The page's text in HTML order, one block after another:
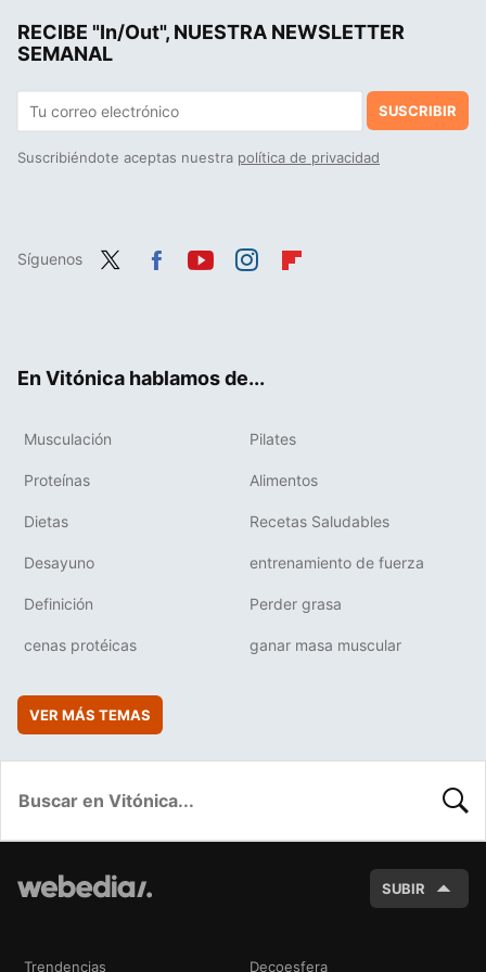
RECIBE "In/Out", NUESTRA NEWSLETTER
SEMANAL
SUSCRIBIR
Suscribiéndote aceptas nuestra política de privacidad
Síguenos
En Vitónica hablamos de...
Musculación Pilates
Proteínas Alimentos
Dietas Recetas Saludables
Desayuno entrenamiento de fuerza
Definición Perder grasa
cenas protéicas ganar masa muscular
VER MÁS TEMAS
SUBIR
Trendencias Decoesfera